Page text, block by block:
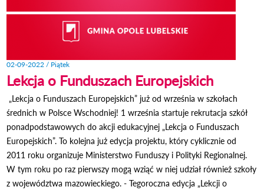
02-09-2022 / Piątek
Lekcja o Funduszach Europejskich
„Lekcja o Funduszach Europejskich” już od września w szkołach
średnich w Polsce Wschodniej! 1 września startuje rekrutacja szkół
ponadpodstawowych do akcji edukacyjnej „Lekcja o Funduszach
Europejskich”. To kolejna już edycja projektu, który cyklicznie od
2011 roku organizuje Ministerstwo Funduszy i Polityki Regionalnej.
W tym roku po raz pierwszy mogą wziąć w niej udział również szkoły
z województwa mazowieckiego. - Tegoroczna edycja „Lekcji o